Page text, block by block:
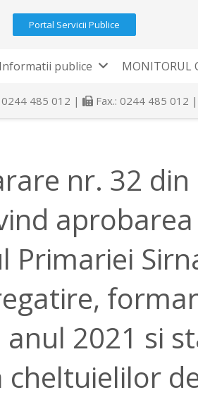
Portal Servicii Publice
Informatii publice MONITORUL
0244 485 012 | Fax.: 0244 485 012 |
nr. 32
Primariei
2021 si
cheltuielilor